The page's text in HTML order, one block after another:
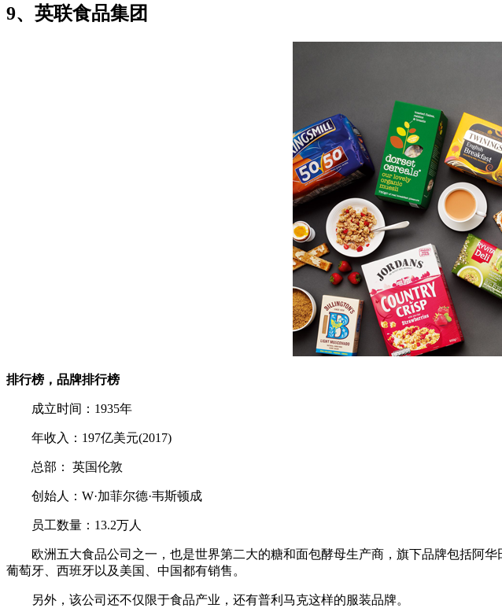
9、英联食品集团
排行榜，品牌排行榜
成立时间：1935年
年收入：197亿美元(2017)
总部： 英国伦敦
创始人：W·加菲尔德·韦斯顿成
员工数量：13.2万人
欧洲五大食品公司之一，也是世界第二大的糖和面包酵母生产商，旗下品牌包括阿华
葡萄牙、西班牙以及美国、中国都有销售。
另外，该公司还不仅限于食品产业，还有普利马克这样的服装品牌。